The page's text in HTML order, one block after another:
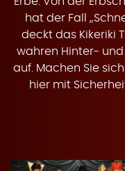
t
hat der Fall
deckt das Kikeriki
wahren Hinter-
auf. Machen Sie
hier mit
T